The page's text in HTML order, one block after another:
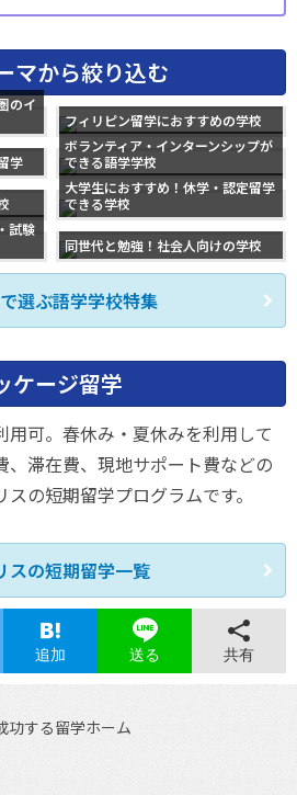
マから絞り込む
のイ
フィリピン留学におすすめの学校
学
ボランティア・インターンシップが
できる語学学校
大学生におすすめ！休学・認定留学
できる学校
試験
同世代と勉強！社会人向けの学校
選ぶ語学学校特集
ケージ留学
用可。春休み・夏休みを利用して
、滞在費、現地サポート費などの
の短期留学プログラムです。
スの短期留学一覧
追加 送る 共有
功する留学ホーム